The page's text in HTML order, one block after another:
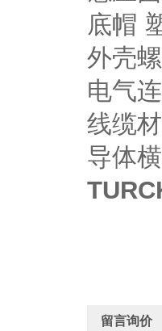
底帽
外壳
电气
线缆
导体
留言询价